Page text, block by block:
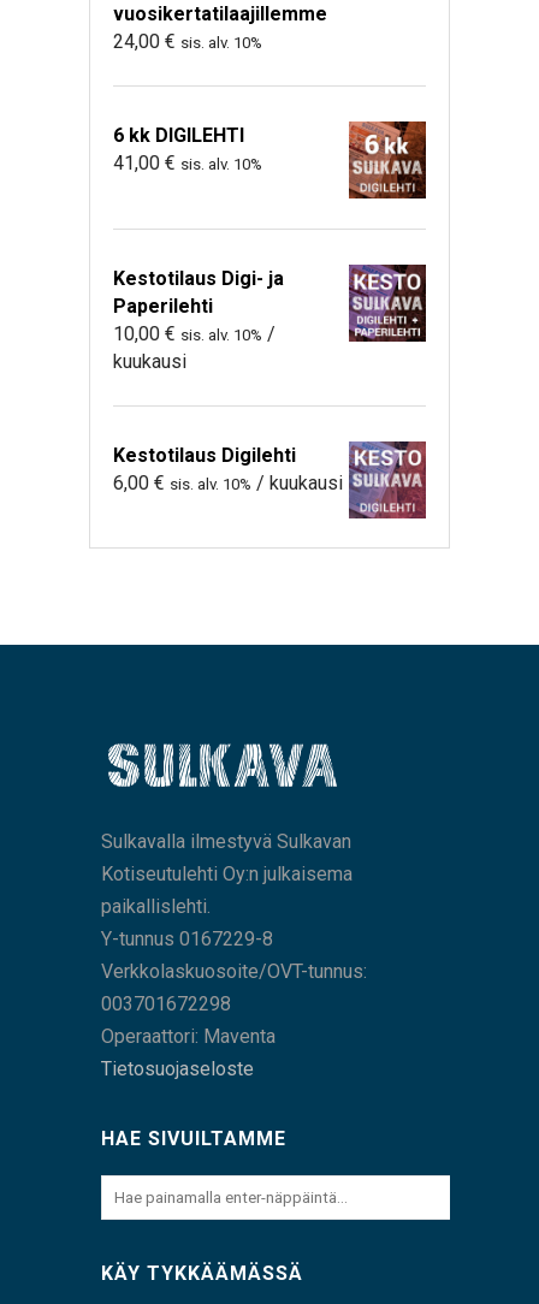
vuosikertatilaajillemme
24,00 € sis. alv. 10%
6 kk DIGILEHTI
41,00 € sis. alv. 10%
Kestotilaus Digi- ja
Paperilehti
10,00 € sis. alv. 10% /
kuukausi
Kestotilaus Digilehti
6,00 € sis. alv. 10% / kuukausi
Sulkavalla ilmestyvä Sulkavan
Kotiseutulehti Oy:n julkaisema
paikallislehti.
Y-tunnus 0167229-8
Verkkolaskuosoite/OVT-tunnus:
003701672298
Operaattori: Maventa
Tietosuojaseloste
HAE SIVUILTAMME
KÄY TYKKÄÄMÄSSÄ